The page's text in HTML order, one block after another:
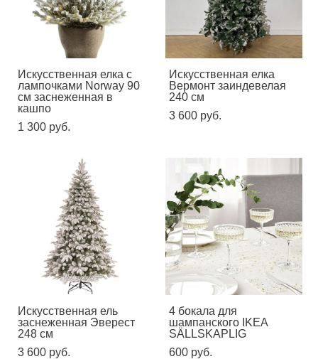
Искусственная елка с
лампочками Norway 90
см заснеженная в
кашпо
1 300 pуб.
Искусственная елка
Вермонт заиндевелая
240 см
3 600 pуб.
Искусственная ель
заснеженная Эверест
248 см
3 600 pуб.
4 бокала для
шампанского IKEA
SÄLLSKAPLIG
600 pуб.